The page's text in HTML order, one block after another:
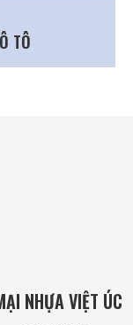
TÔ
NHỰA VIỆT ÚC